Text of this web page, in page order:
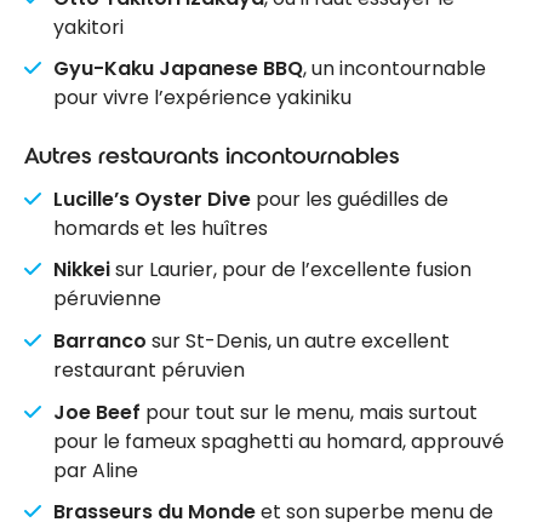
yakitori
Gyu-Kaku Japanese BBQ, un incontournable
pour vivre l’expérience yakiniku
Autres restaurants incontournables
Lucille’s Oyster Dive pour les guédilles de
homards et les huîtres
Nikkeisur Laurier, pour de l’excellente fusion
péruvienne
Barranco sur St-Denis, un autre excellent
restaurant péruvien
Joe Beef pour tout sur le menu, mais surtout
pour le fameux spaghetti au homard, approuvé
par Aline
Brasseurs du Mondeet son superbe menu de